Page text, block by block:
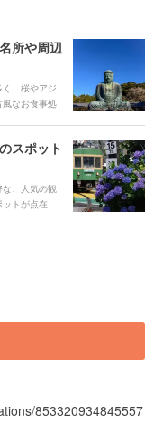
所や周辺
、桜やアジ
なお食事処
スポット
、人気の観
トが点在
魅力を余す
お好みのス
853320934845557